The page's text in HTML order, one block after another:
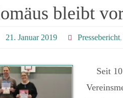
bleibt
21. Januar 2019 Pressebericht
Seit 10